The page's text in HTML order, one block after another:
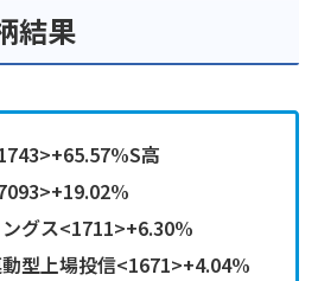
結果
高
グス<1711>+6.30%
型上場投信<1671>+4.04%